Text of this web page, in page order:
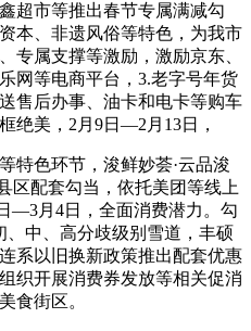
超市等推出春节专属满减勾
本、非遗风俗等特色，为我市
专属支撑等激励，激励京东、
网等电商平台，3.老字号年货
售后办事、油卡和电卡等购车
绝美，2月9日—2月13日，
色环节，浚鲜妙荟·云品浚
区配套勾当，依托美团等线上
—3月4日，全面消费潜力。勾
、中、高分歧级别雪道，丰硕
系以旧换新政策推出配套优惠
织开展消费券发放等相关促消
食街区。